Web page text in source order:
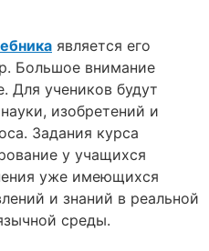
является его
Большое внимание
Для учеников будут
изобретений и
Задания курса
у учащихся
уже имеющихся
и знаний в реальной
среды.